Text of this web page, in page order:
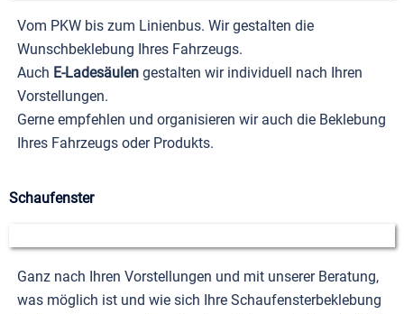
Vom PKW bis zum Linienbus. Wir gestalten die
Wunschbeklebung Ihres Fahrzeugs.
Auch E-Ladesäulengestalten wir individuell nach Ihren
Vorstellungen.
Gerne empfehlen und organisieren wir auch die Beklebung
Ihres Fahrzeugs oder Produkts.
Schaufenster
Ganz nach Ihren Vorstellungen und mit unserer Beratung,
was möglich ist und wie sich Ihre Schaufensterbeklebung